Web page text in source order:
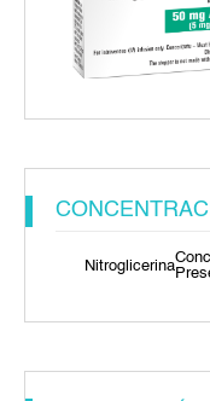
Nitroglicerina